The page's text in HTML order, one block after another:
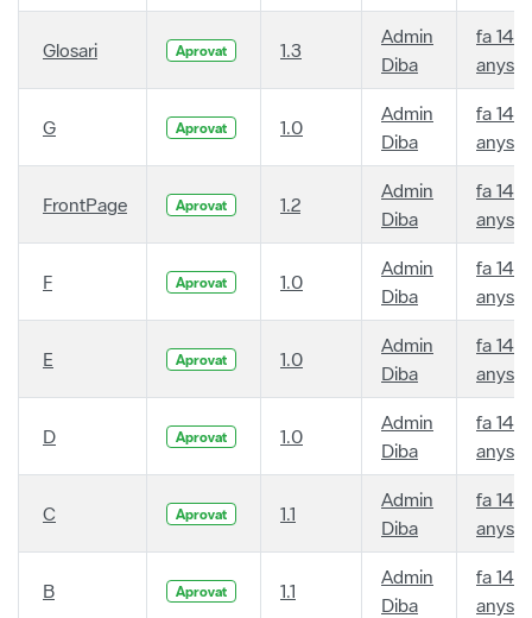
Glosari Aprovat 1.3
Admin
Diba
fa 14
anys
G Aprovat 1.0
Admin
Diba
fa 14
anys
FrontPage Aprovat 1.2
Admin
Diba
fa 14
anys
F Aprovat 1.0
Admin
Diba
fa 14
anys
E Aprovat 1.0
Admin
Diba
fa 14
anys
D Aprovat 1.0
Admin
Diba
fa 14
anys
C Aprovat 1.1
Admin
Diba
fa 14
anys
B Aprovat 1.1
Admin
Diba
fa 14
anys